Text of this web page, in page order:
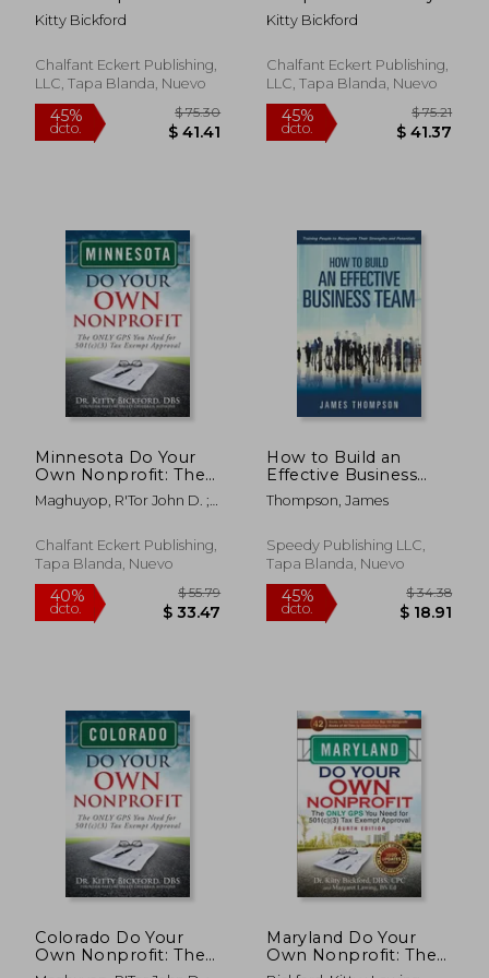
45%
dcto.
45%
dcto.
45% 45%
Only GPS You Need
For 501c3 Tax
Kitty Bickford
Chalfant Eckert Publishing,
LLC, Tapa Blanda, Nuevo
GPS You Need For
501c3 Tax Exempt
Kitty Bickford
Chalfant Eckert Publishing,
LLC, Tapa Blanda, Nuevo
Minnesota Do Your
Own Nonprofit: The
ONLY GPS You Need
for 501c3 Tax Exempt
Maghuyop, R'Tor John D. ;
Kitty
Chalfant Eckert Publishing,
Tapa Blanda, Nuevo
How to Build an
Effective Business
Team: Training
People to Recognize
Potentials (en Inglés)
Thompson, James
Speedy Publishing LLC,
Tapa Blanda, Nuevo
Colorado Do Your
Own Nonprofit: The
ONLY GPS You Need
Maryland Do Your
Own Nonprofit: The
Only GPS You Need